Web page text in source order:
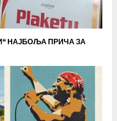
НАЈБОЉА ПРИЧА ЗА